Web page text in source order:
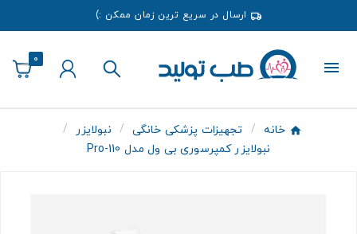
ارسال در سریع ترین زمان ممکن :)
0
خانه تجهیزات پزشکی خانگی
نبولایزر
نبولایزر کمپرسوری بی ول مدل Pro-110